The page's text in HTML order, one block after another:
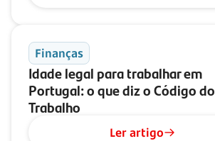
Finanças
Idade legal para trabalhar em
Portugal: o que diz o Código do
Trabalho
Ler artigo